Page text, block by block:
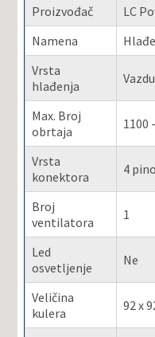
Proizvođač
LC
Namena
Vrsta
hlađenja
Max. Broj
obrtaja
1100
Vrsta
konektora
4
Broj
ventilatora
1
Led
osvetljenje
Ne
Veličina
kulera
92 x